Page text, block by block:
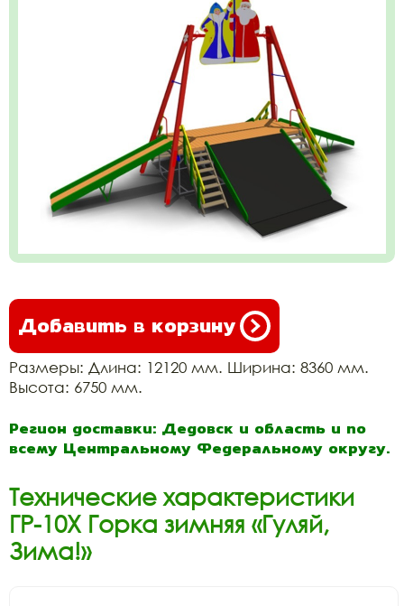
Добавить в корзину
Размеры: Длина: 12120 мм. Ширина: 8360 мм.
Высота: 6750 мм.
Регион доставки: Дедовск и область и по
всему Центральному Федеральному округу.
Технические характеристики
ГР-10Х Горка зимняя «Гуляй,
Зима!»